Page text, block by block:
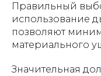
Правильный
использование
позволяют
материального
Значительная